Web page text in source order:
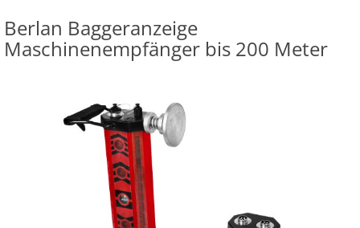
Berlan Baggeranzeige
Maschinenempfänger bis 200 Meter